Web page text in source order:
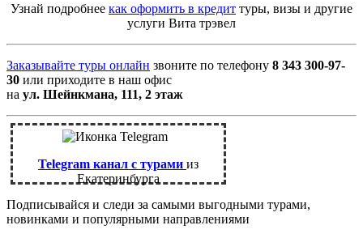
Узнай подробнее как оформить в кредит туры, визы и другие
услуги Вита трэвел
Заказывайте туры онлайн звоните по телефону 8 343 300-97-
30 или приходите в наш офис
на ул. Шейнкмана, 111, 2 этаж
Telegram канал с турами из
Екатеринбурга
Подписывайся и следи за самыми выгодными турами,
новинками и популярными направлениями